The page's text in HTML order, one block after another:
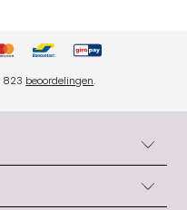
823 beoordelingen.